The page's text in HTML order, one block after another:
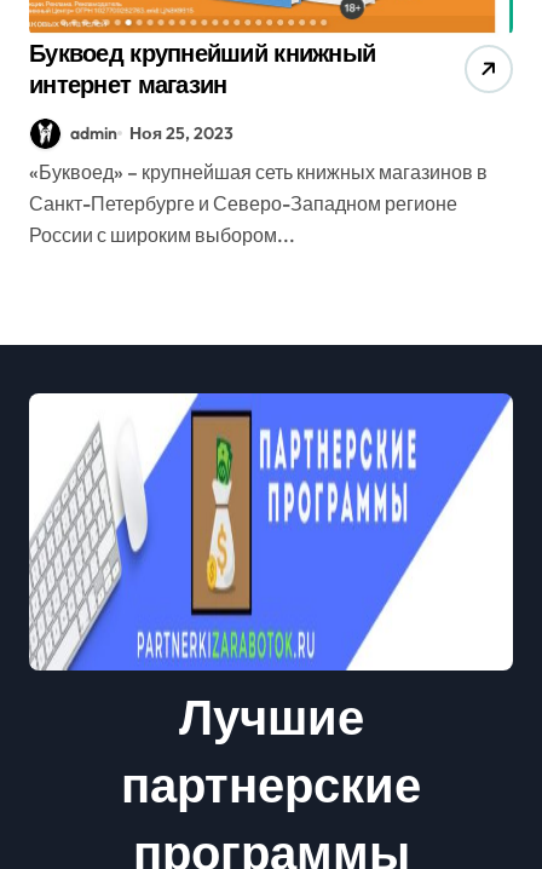
Буквоед крупнейший книжный
интернет магазин
admin Ноя 25, 2023
«Буквоед» – крупнейшая сеть книжных магазинов в
Санкт-Петербурге и Северо-Западном регионе
России с широким выбором...
Лучшие
партнерские
программы